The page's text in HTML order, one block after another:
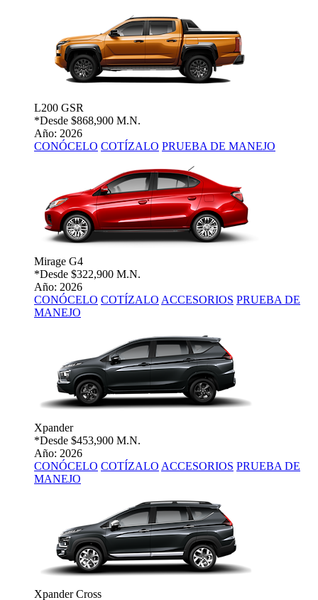
L200 GSR
*Desde $868,900 M.N.
Año: 2026
CONÓCELO COTÍZALO PRUEBA DE MANEJO
Mirage G4
*Desde $322,900 M.N.
Año: 2026
CONÓCELO COTÍZALO ACCESORIOS PRUEBA DE
MANEJO
Xpander
*Desde $453,900 M.N.
Año: 2026
CONÓCELO COTÍZALO ACCESORIOS PRUEBA DE
MANEJO
Xpander Cross